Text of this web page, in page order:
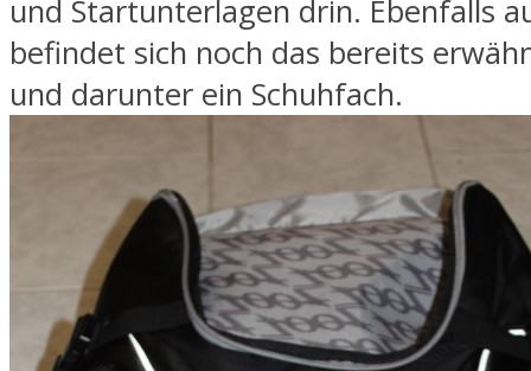
und Startunterlagen drin. Ebenfalls
befindet sich noch das bereits
und darunter ein Schuhfach.